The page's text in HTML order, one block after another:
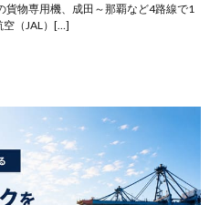
貨物専用機、成田～那覇など4路線で1
空（JAL）[…]